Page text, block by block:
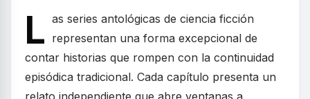
L as series antológicas de ciencia ficción
representan una forma excepcional de
contar historias que rompen con la continuidad
episódica tradicional. Cada capítulo presenta un
relato independiente que abre ventanas a